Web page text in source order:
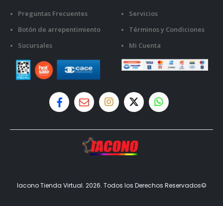
Preguntas Frecuentes
Botón de arrepentimiento
Sucursales
Servicios
Términos y Condiciones
Mi Cuenta
Iacono Tienda Virtual. 2026. Todos los Derechos Reservados©